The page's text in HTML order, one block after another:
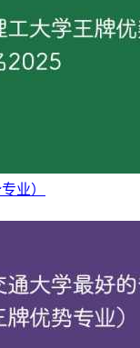
业）